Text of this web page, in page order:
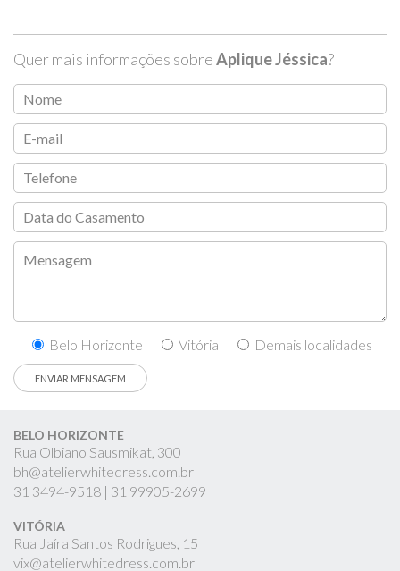
Quer mais informações sobreAplique Jéssica?
Belo Horizonte Vitória Demais localidades
BELO HORIZONTE
Rua Olbiano Sausmikat, 300
bh@atelierwhitedress.com.br
31 3494-9518 | 31 99905-2699
VITÓRIA
Rua Jaíra Santos Rodrigues, 15
vix@atelierwhitedress.com.br